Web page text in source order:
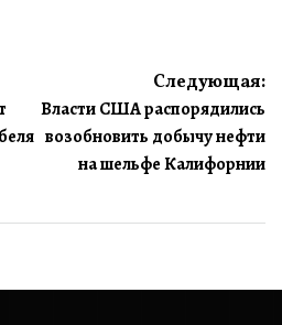
Следующая:
Власти США распорядились
возобновить добычу нефти
на шельфе Калифорнии